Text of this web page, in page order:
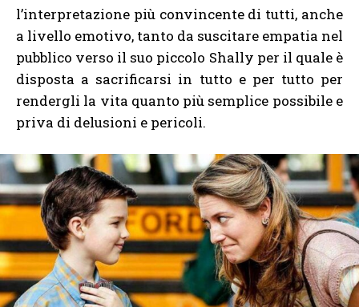
l’interpretazione più convincente di tutti, anche
a livello emotivo, tanto da suscitare empatia nel
pubblico verso il suo piccolo Shally per il quale è
disposta a sacrificarsi in tutto e per tutto per
rendergli la vita quanto più semplice possibile e
priva di delusioni e pericoli.